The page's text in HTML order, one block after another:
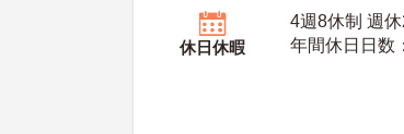
休日休暇
4週8休制 週
年間休日日数：117日 初年度有